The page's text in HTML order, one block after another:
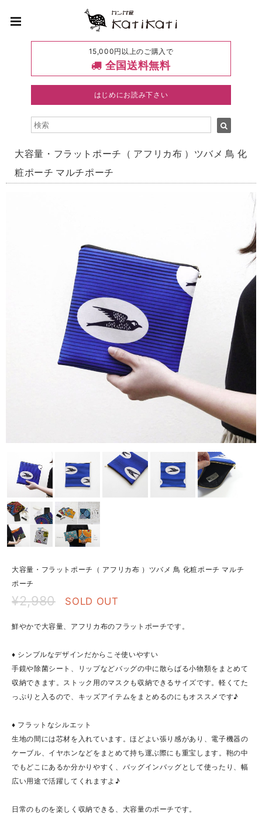
15,000円以上のご購入で
全国送料無料
はじめにお読み下さい
大容量・フラットポーチ（ アフリカ布 ）ツバメ 鳥 化
粧ポーチ マルチポーチ
大容量・フラットポーチ（ アフリカ布 ）ツバメ 鳥 化粧ポーチ マルチ
ポーチ
¥2,980 SOLD OUT
鮮やかで大容量、アフリカ布のフラットポーチです。
♦ シンプルなデザインだからこそ使いやすい
手鏡や除菌シート、リップなどバッグの中に散らばる小物類をまとめて
収納できます。ストック用のマスクも収納できるサイズです。軽くてた
っぷりと入るので、キッズアイテムをまとめるのにもオススメです♪
♦ フラットなシルエット
生地の間には芯材を入れています。ほどよい張り感があり、電子機器の
ケーブル、イヤホンなどをまとめて持ち運ぶ際にも重宝します。鞄の中
でもどこにあるか分かりやすく、バッグインバッグとして使ったり、幅
広い用途で活躍してくれますよ♪
日常のものを楽しく収納できる、大容量のポーチです。